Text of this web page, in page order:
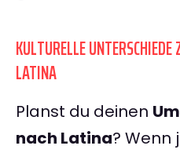
KULTURELLE
LATINA
Planst du deinen
nach Latina? Wenn